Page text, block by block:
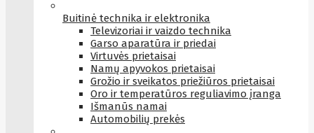
Buitinė technika ir elektronika
Televizoriai ir vaizdo technika
Garso aparatūra ir priedai
Virtuvės prietaisai
Namų apyvokos prietaisai
Grožio ir sveikatos priežiūros prietaisai
Oro ir temperatūros reguliavimo įranga
Išmanūs namai
Automobilių prekės